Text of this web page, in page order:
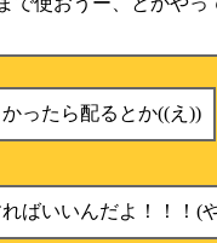
ったら配るとか((え))
ばいいんだよ！！！(